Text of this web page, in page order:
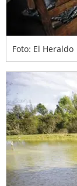
Foto: El Heraldo